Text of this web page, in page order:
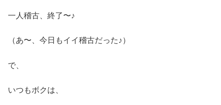
一人稽古、終了〜♪
（あ〜、今日もイイ稽古だった♪）
で、
いつもボクは、